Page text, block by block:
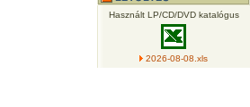
Használt LP/CD/DVD katalógus
2026-08-08.xls